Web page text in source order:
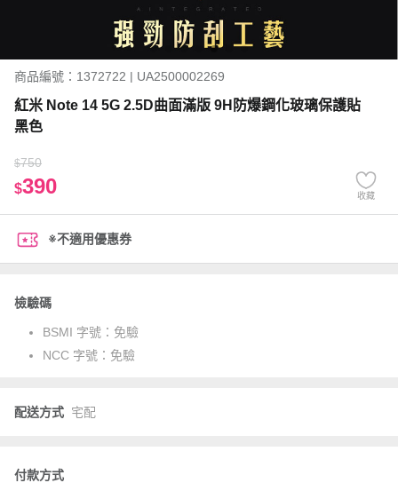
商品編號：1372722 | UA2500002269
紅米 Note 14 5G 2.5D曲面滿版 9H防爆鋼化玻璃保護貼
黑色
$750
$390 收藏
※不適用優惠券
檢驗碼
BSMI 字號： 免驗
NCC 字號： 免驗
配送方式 宅配
付款方式